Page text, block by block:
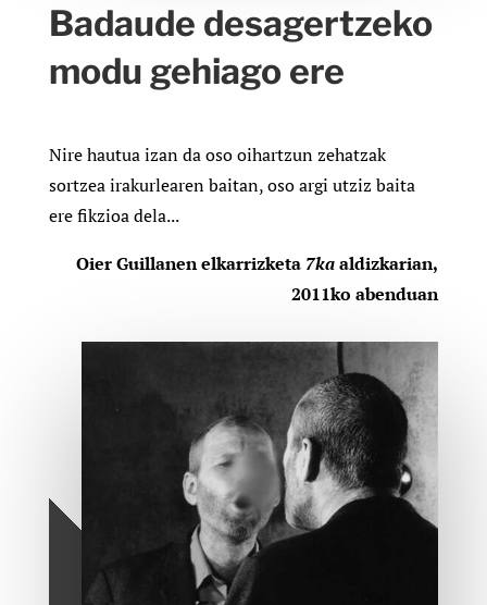
Badaude desagertzeko
modu gehiago ere
Nire hautua izan da oso oihartzun zehatzak
sortzea irakurlearen baitan, oso argi utziz baita
ere fikzioa dela...
Oier Guillanen elkarrizketa 7kaaldizkarian,
2011ko abenduan